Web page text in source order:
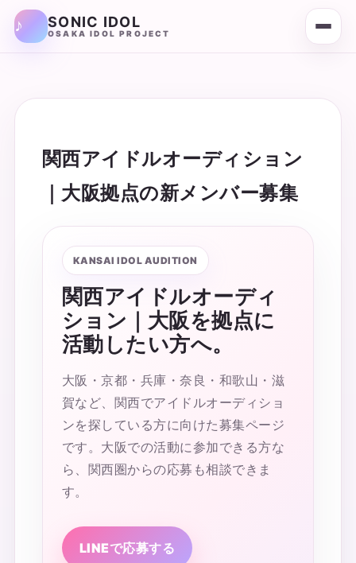
SONIC IDOL
OSAKA IDOL PROJECT
関西アイドルオーディション
｜大阪拠点の新メンバー募集
KANSAI IDOL AUDITION
関西アイドルオーディ
ション｜大阪を拠点に
活動したい方へ。
大阪・京都・兵庫・奈良・和歌山・滋
賀など、関西でアイドルオーディショ
ンを探している方に向けた募集ページ
です。大阪での活動に参加できる方な
ら、関西圏からの応募も相談できま
す。
LINEで応募する